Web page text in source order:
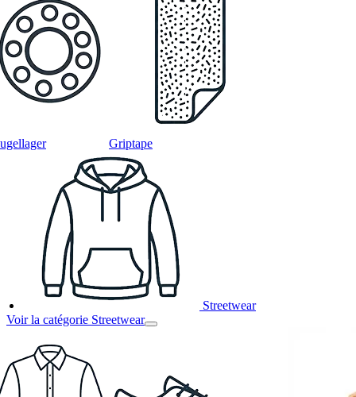
Griptape
Streetwear
Voir la catégorie Streetwear